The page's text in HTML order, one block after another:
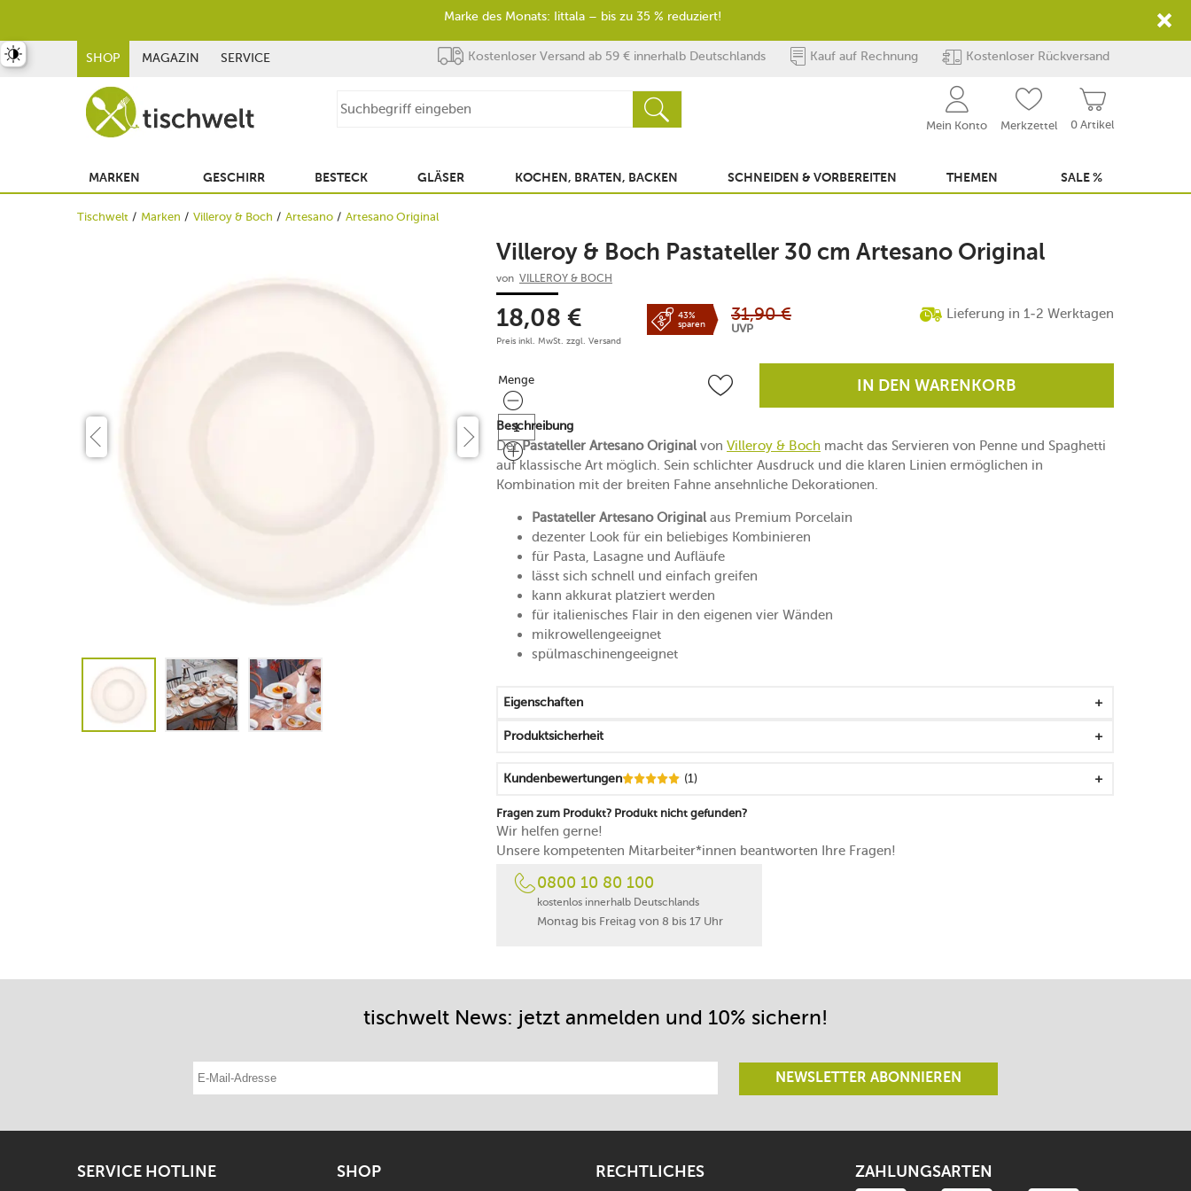
SHOP MAGAZIN SERVICE Kostenloser Versand ab 59 € innerhalb Deutschlands Kauf auf Rechnung Kostenloser Rückversand
0 Artikel
Mein Konto Merkzettel
MARKEN GESCHIRR BESTECK GLÄSER KOCHEN, BRATEN, BACKEN SCHNEIDEN & VORBEREITEN THEMEN SALE %
Tischwelt Marken Villeroy & Boch Artesano Artesano Original
Villeroy & Boch Pastateller 30 cm Artesano Original
von VILLEROY & BOCH
18,08 €
Preis inkl. MwSt. zzgl. Versand
43%
sparen
31,90 €
UVP
Lieferung in 1-2 Werktagen
Menge
Menge IN DEN WARENKORB
Beschreibung
DerPastateller Artesano Originalvon Villeroy & Boch macht das Servieren von Penne und Spaghetti
auf klassische Art möglich. Sein schlichter Ausdruck und die klaren Linien ermöglichen in
Kombination mit der breiten Fahne ansehnliche Dekorationen.
Pastateller Artesano Originalaus Premium Porcelain
dezenter Look für ein beliebiges Kombinieren
für Pasta, Lasagne und Aufläufe
lässt sich schnell und einfach greifen
kann akkurat platziert werden
für italienisches Flair in den eigenen vier Wänden
mikrowellengeeignet
spülmaschinengeeignet
Eigenschaften
Produktsicherheit
Kundenbewertungen (1)
Fragen zum Produkt? Produkt nicht gefunden?
Wir helfen gerne!
Unsere kompetenten Mitarbeiter*innen beantworten Ihre Fragen!
0800 10 80 100
kostenlos innerhalb Deutschlands
Montag bis Freitag von 8 bis 17 Uhr
tischwelt News: jetzt anmelden und 10% sichern!
E-Mail-Adresse eintragen
NEWSLETTER ABONNIEREN
SERVICE HOTLINE SHOP RECHTLICHES ZAHLUNGSARTEN
umschalten
Marke des Monats: Iittala – bis zu 35 % reduziert!